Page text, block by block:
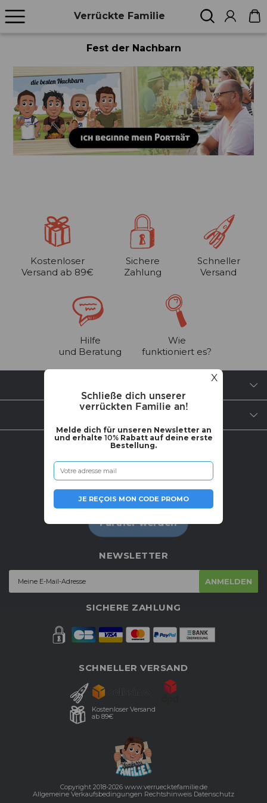
X
Schließe dich unserer
verrückten Familie an!
Melde dich für unseren Newsletter an
und erhalte 10% Rabatt auf deine erste
Bestellung.
JE REÇOIS MON CODE PROMO
Verrückte Familie
Fest der Nachbarn
Kostenloser
Versand ab 89€
Sichere
Zahlung
Schneller
Versand
Hilfe
und Beratung
Wie
funktioniert es?
WERDE TEIL DER COMMUNITY
Partner werden
NEWSLETTER
ANMELDEN
SICHERE ZAHLUNG
SCHNELLER VERSAND
Kostenloser Versand
ab 89€
Copyright 2018-2026 www.verruecktefamilie.de
Allgemeine Verkaufsbedingungen Rechtshinweis Datenschutz